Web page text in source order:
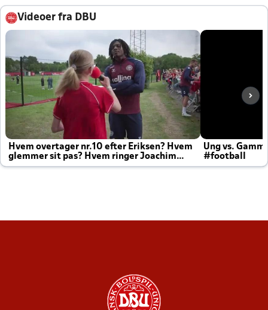
Videoer fra DBU
Hvem overtager nr.10 efter Eriksen? Hvem
glemmer sit pas? Hvem ringer Joachim
altid til efter kampe?
Ung vs.
#football